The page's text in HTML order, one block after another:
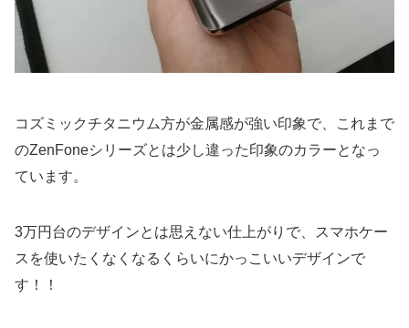
コズミックチタニウム方が金属感が強い印象で、これまで
のZenFoneシリーズとは少し違った印象のカラーとなっ
ています。
3万円台のデザインとは思えない仕上がりで、スマホケー
スを使いたくなくなるくらいにかっこいいデザインで
す！！